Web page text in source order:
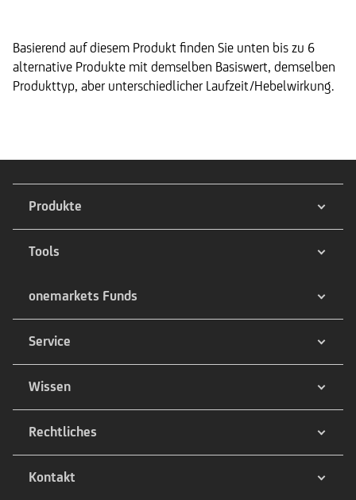
Basierend auf diesem Produkt finden Sie unten bis zu 6
alternative Produkte mit demselben Basiswert, demselben
Produkttyp, aber unterschiedlicher Laufzeit/Hebelwirkung.
Produkte
Tools
onemarkets Funds
Service
Wissen
Rechtliches
Kontakt